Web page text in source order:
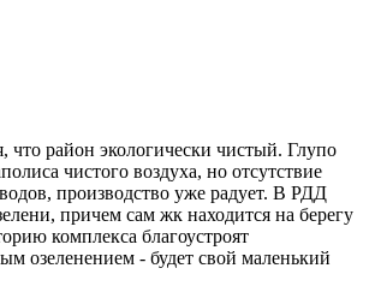
что район экологически чистый. Глупо
чистого воздуха, но отсутствие
производство уже радует. В РДД
причем сам жк находится на берегу
комплекса благоустроят
озеленением - будет свой маленький